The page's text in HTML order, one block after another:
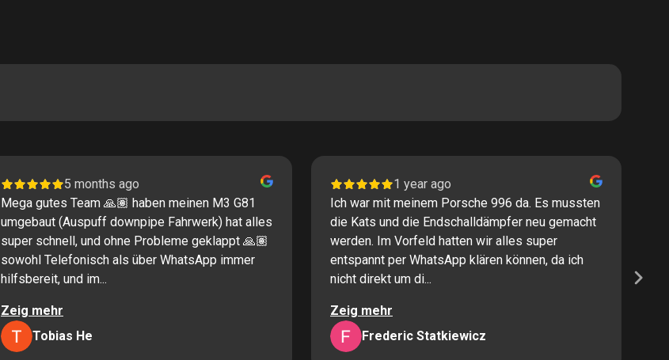
5 months ago
Mega gutes Team 🙏🏽 haben meinen M3 G81
umgebaut (Auspuff downpipe Fahrwerk) hat alles
super schnell, und ohne Probleme geklappt 🙏🏽
sowohl Telefonisch als über WhatsApp immer
hilfsbereit, und im...
Zeig mehr
Tobias He
1 year ago
Ich war mit meinem Porsche 996 da. Es mussten
die Kats und die Endschalldämpfer neu gemacht
werden. Im Vorfeld hatten wir alles super
entspannt per WhatsApp klären können, da ich
nicht direkt um di...
Zeig mehr
Frederic Statkiewicz